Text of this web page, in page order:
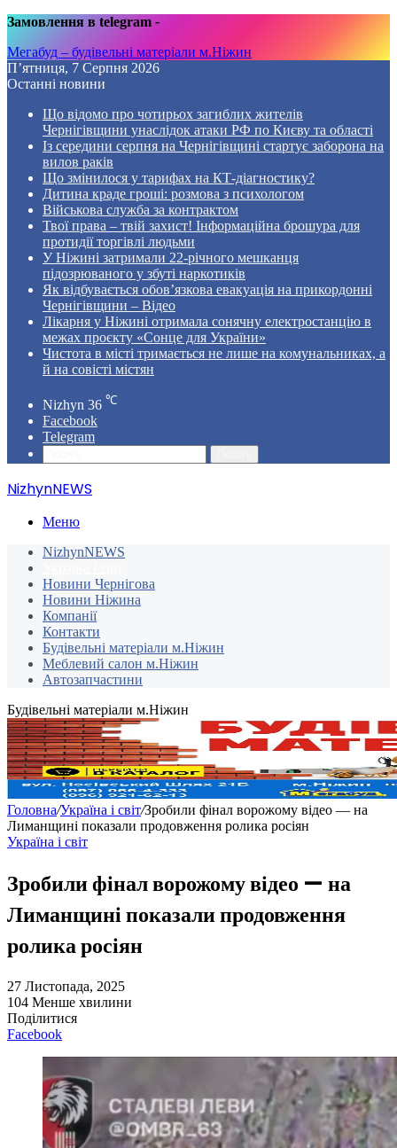
Замовлення в telegram -
Мегабуд – будівельні матеріали м.Ніжин
П’ятниця, 7 Серпня 2026
Останні новини
Що відомо про чотирьох загиблих жителів
Чернігівщини унаслідок атаки РФ по Києву та області
Із середини серпня на Чернігівщині стартує заборона на
вилов раків
Що змінилося у тарифах на КТ-діагностику?
Дитина краде гроші: розмова з психологом
Військова служба за контрактом
Твої права – твій захист! Інформаційна брошура для
протидії торгівлі людьми
У Ніжині затримали 22-річного мешканця
підозрюваного у збуті наркотиків
Як відбувається обов’язкова евакуація на прикордонні
Чернігівщини – Відео
Лікарня у Ніжині отримала сонячну електростанцію в
межах проєкту «Сонце для України»
Чистота в місті тримається не лише на комунальниках, а
й на совісті містян
Nizhyn 36 ℃
Facebook
Telegram
NizhynNEWS
Меню
NizhynNEWS
Новини Чернігова
Новини Ніжина
Компанії
Контакти
Будівельні матеріали м.Ніжин
Меблевий салон м.Ніжин
Автозапчастини
Будівельні матеріали м.Ніжин
Головна/Україна і світ/Зробили фінал ворожому відео — на
Лиманщині показали продовження ролика росіян
Україна і світ
Зробили фінал ворожому відео — на
Лиманщині показали продовження
ролика росіян
27 Листопада, 2025
104 Менше хвилини
Поділитися
Facebook